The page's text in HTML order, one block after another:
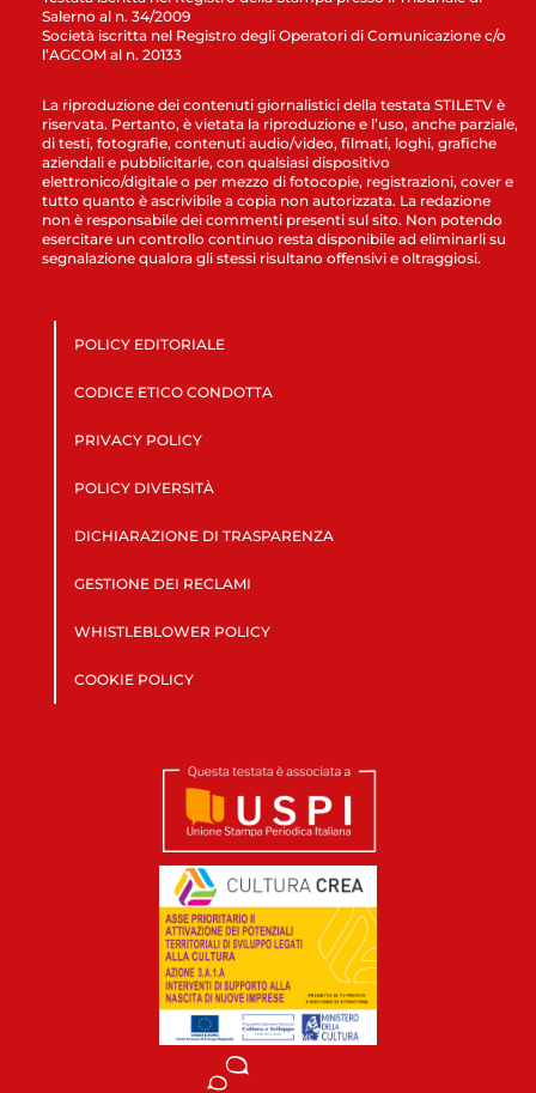
Salerno al n. 34/2009
Società iscritta nel Registro degli Operatori di Comunicazione c/o
l’AGCOM al n. 20133
La riproduzione dei contenuti giornalistici della testata STILETV è
riservata. Pertanto, è vietata la riproduzione e l’uso, anche parziale,
di testi, fotografie, contenuti audio/video, filmati, loghi, grafiche
aziendali e pubblicitarie, con qualsiasi dispositivo
elettronico/digitale o per mezzo di fotocopie, registrazioni, cover e
tutto quanto è ascrivibile a copia non autorizzata. La redazione
non è responsabile dei commenti presenti sul sito. Non potendo
esercitare un controllo continuo resta disponibile ad eliminarli su
segnalazione qualora gli stessi risultano offensivi e oltraggiosi.
POLICY EDITORIALE
CODICE ETICO CONDOTTA
PRIVACY POLICY
POLICY DIVERSITÀ
DICHIARAZIONE DI TRASPARENZA
GESTIONE DEI RECLAMI
WHISTLEBLOWER POLICY
COOKIE POLICY